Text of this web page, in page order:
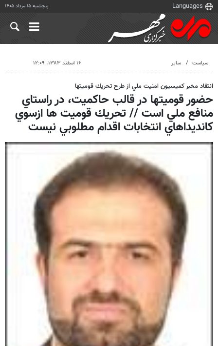
پنجشنبه ۱۵ مرداد ۱۴۰۵
سیاست سایر ۱۶ اسفند ۱۳۸۳، ۱۲:۰۹
انتقاد مخبر كميسيون امنيت ملي از طرح تحريك قوميتها
حضور قوميتها در قالب حاكميت، در راستاي
منافع ملي است // تحريك قوميت ها ازسوي
كانديداهاي انتخابات اقدام مطلوبي نيست